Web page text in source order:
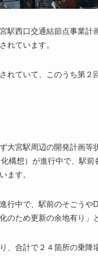
駅西口交通結節点事業計
れています。
れていて、このうち第２
大宮駅周辺の開発計画等
構想）が進行中で、駅前
ます。
行中で、駅前のそごうや
のため更新の余地有り」
、合計で２４箇所の乗降